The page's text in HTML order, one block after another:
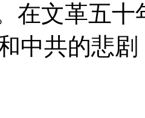
在文革五
中共的悲